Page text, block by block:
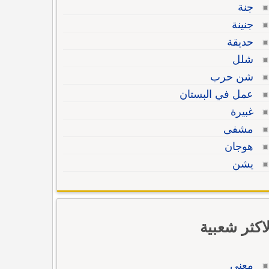
جنة
جنينة
حديقة
شلل
شن حرب
عمل في البستان
غبيرة
مشفى
هوجان
يشن
الاكثر شعبية
معنى